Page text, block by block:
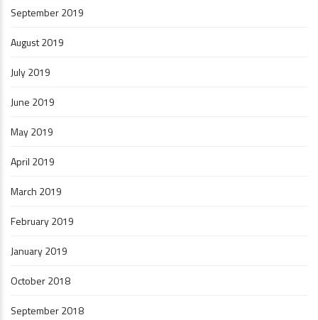
September 2019
August 2019
July 2019
June 2019
May 2019
April 2019
March 2019
February 2019
January 2019
October 2018
September 2018